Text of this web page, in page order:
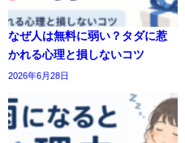
なぜ人は無料に弱い？タダに惹
かれる心理と損しないコツ
2026年6月28日